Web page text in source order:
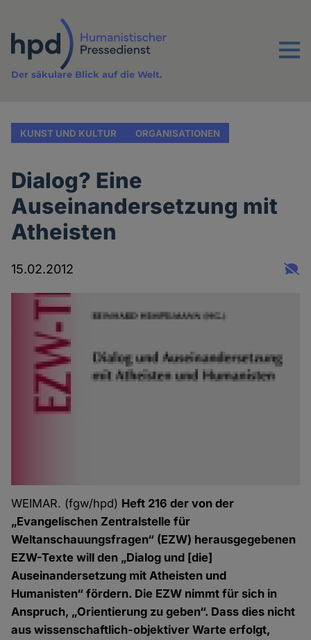
Inhalt
Menu
Der säkulare Blick auf die Welt.
KUNST UND KULTUR ORGANISATIONEN
Dialog? Eine
Auseinandersetzung mit
Atheisten
15.02.2012
WEIMAR. (fgw/hpd) Heft 216 der von der
„Evangelischen Zentralstelle für
Weltanschauungsfragen“ (EZW) herausgegebenen
EZW-Texte will den „Dialog und [die]
Auseinandersetzung mit Atheisten und
Humanisten“ fördern. Die EZW nimmt für sich in
Anspruch, „Orientierung zu geben“. Dass dies nicht
aus wissenschaftlich-objektiver Warte erfolgt,